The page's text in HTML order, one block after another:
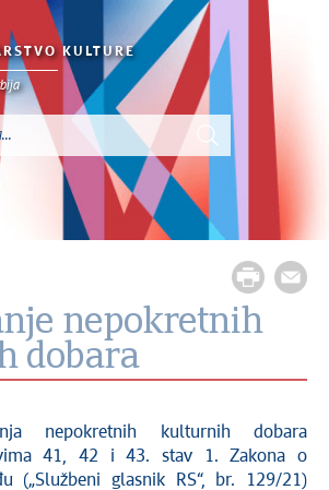
KULTURE
nepokretnih
dobara
nepokretnih kulturnih dobara
41, 42 i 43. stav 1. Zakona o
(„Službeni glasnik RS“, br. 129/21)